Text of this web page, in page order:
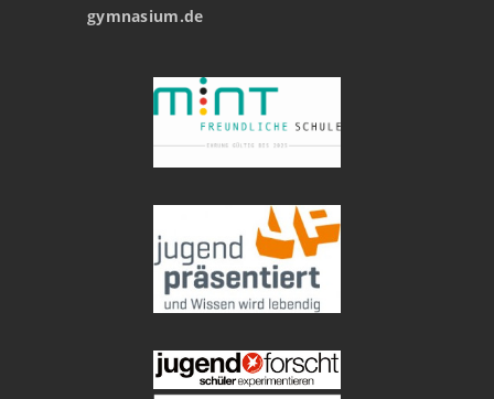
gymnasium.de